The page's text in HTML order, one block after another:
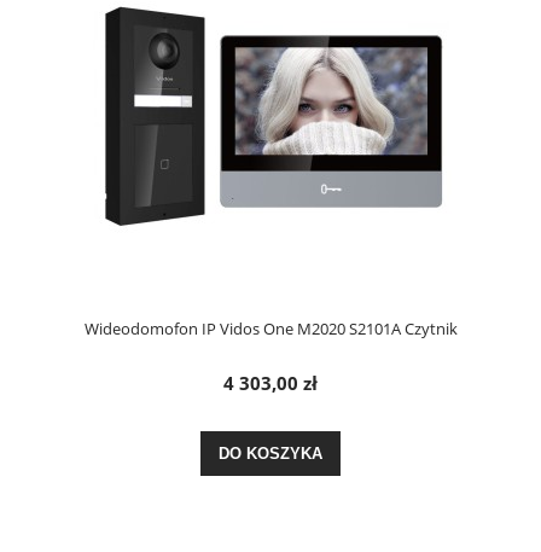
Wideodomofon IP Vidos One M2020 S2101A Czytnik
4 303,00 zł
DO KOSZYKA